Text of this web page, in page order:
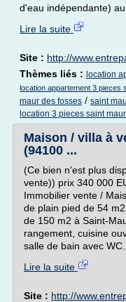
d'eau indépendante) au
Lire la suite
Site : http://
Thèmes liés : location
location appartement 3 pieces
maur des fosses / saint
location 3 pieces saint
Maison / villa à
(94100 ...
(Ce bien n'est plus
vente)) prix 340 000
Immobilier vente /
de plain pied de 54
de 150 m2 à Saint-
rangement, cuisine
salle de bain avec
Lire la suite
Site : http://